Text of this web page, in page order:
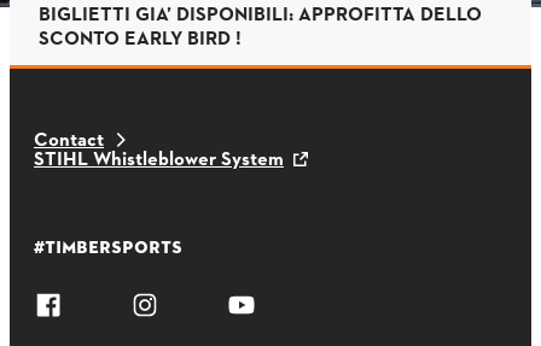
BIGLIETTI GIA’ DISPONIBILI: APPROFITTA DELLO
SCONTO EARLY BIRD !
Contact
STIHL Whistleblower System
#TIMBERSPORTS